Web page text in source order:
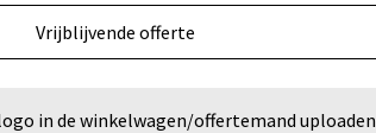
Vrijblijvende offerte
in de winkelwagen/offertemand uploaden